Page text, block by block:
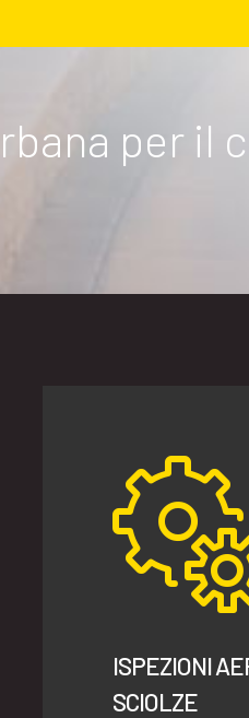
per il
ISPEZIONI
SCIOLZE